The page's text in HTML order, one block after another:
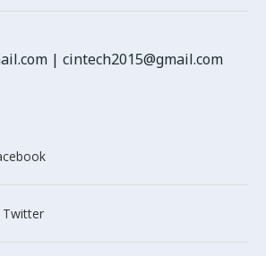
| cintech2015@gmail.com
Twitter